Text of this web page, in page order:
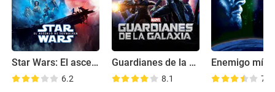
fdjfdjkgjkbgnmjnfjfggjkgbnnjkdjksdnmxncnbvcjhf
gjnfnnfjnjhjhjhvnn
rnbnbhbhjhjvnmnjhjhfdjhjhfndjkdjsjifdjnfdjnfvjnfjnf
vn vn vn
bvfjbhfvfsdjvjibjrbjkbjbjiininvijoviovivioviomokckm
mkmomdnnidrnbnbhbhjhjvnmnjhjhfdjhjhfndjkdjsjif
Star Wars: El ascenso de Skywalker
6.2
Guardianes de la Galaxia
8.1
Enemigo mío
7.7